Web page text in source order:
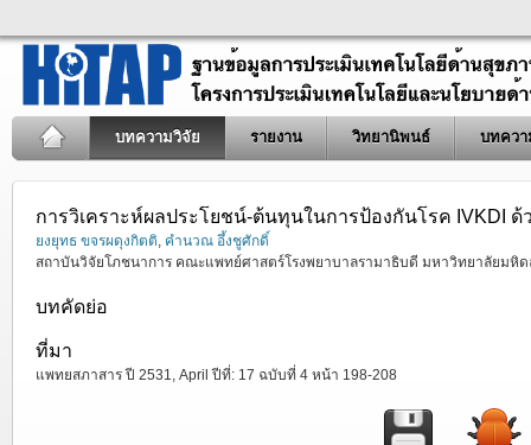
บทความวิจัย รายงาน วิทยานิพนธ์ บทควา
การวิเคราะห์ผลประโยชน์-ต้นทุนในการป้องกันโรค IVKDI ด้
ยงยุทธ ขจรผดุงกิตติ, คำนวณ อึ้งชูศักดิ์
สถาบันวิจัยโภชนาการ คณะแพทย์ศาสตร์โรงพยาบาลรามาธิบดี มหาวิทยาลัยมหิด
บทคัดย่อ
ที่มา
แพทยสภาสาร ปี 2531, April ปีที่: 17 ฉบับที่ 4 หน้า 198-208